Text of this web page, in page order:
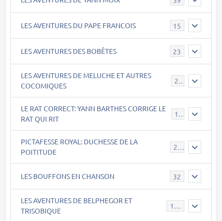
LES AVENTURES DU PAPE FRANCOIS 15
LES AVENTURES DES BOBÊTES 23
LES AVENTURES DE MELUCHE ET AUTRES
COCOMIQUES
22
LE RAT CORRECT: YANN BARTHES CORRIGE LE
RAT QUI RIT
15
PICTAFESSE ROYAL: DUCHESSE DE LA
POITITUDE
23
LES BOUFFONS EN CHANSON 32
LES AVENTURES DE BELPHEGOR ET
TRISOBIQUE
147